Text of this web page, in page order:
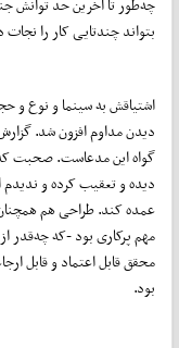
بتواند چندتایی کار را نجات
اشتیاقش به سینما و نوع و
دیدن مداوم افزون شد.
گواه این مدعاست. صحبت که
دیده و تعقیب کرده و ندیدم
عمده کند. طراحی هم
مهم پرکاری بود -که چه‌قدر
محقق قابل اعتماد و قابل
بود.